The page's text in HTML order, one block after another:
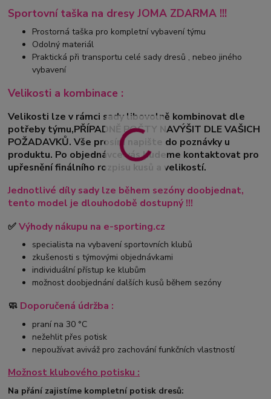
Sportovní taška na dresy JOMA ZDARMA !!!
Prostorná taška pro kompletní vybavení týmu
Odolný materiál
Praktická při transportu celé sady dresů , nebeo jiného
vybavení
Velikosti a kombinace :
Velikosti lze v rámci sady libovolně kombinovat dle
potřeby týmu,PŘÍPADNĚ POČTY NAVÝŠIT DLE VAŠICH
POŽADAVKŮ. Vše prosím napište do poznávky u
produktu. Po objednávce vás budeme kontaktovat pro
upřesnění finálního rozpisu kusů a velikostí.
Jednotlivé díly sady lze během sezóny doobjednat,
tento model je dlouhodobě dostupný !!!
✅Výhody nákupu na e-sporting.cz
specialista na vybavení sportovních klubů
zkušenosti s týmovými objednávkami
individuální přístup ke klubům
možnost doobjednání dalších kusů během sezóny
🧼 Doporučená údržba :
praní na 30 °C
nežehlit přes potisk
nepoužívat aviváž pro zachování funkčních vlastností
Možnost klubového potisku :
Na přání zajistíme kompletní potisk dresů: